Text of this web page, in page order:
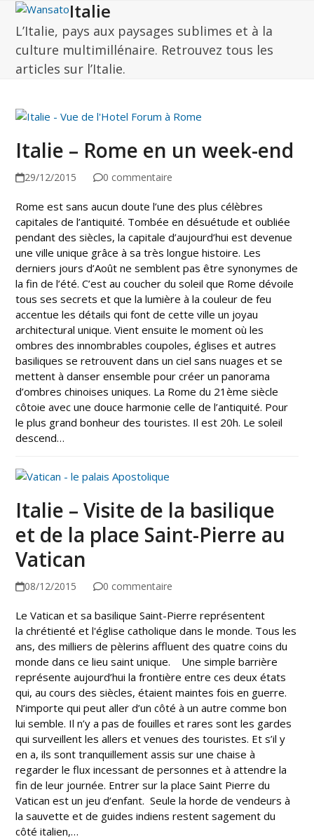
Skip
content
Open
mobile
menu
Close
mobile
menu
Italie
L’Italie, pays aux paysages sublimes et à la
culture multimillénaire. Retrouvez tous les
articles sur l’Italie.
Italie – Rome en un week-end
29/12/2015 0 commentaire
Rome est sans aucun doute l’une des plus célèbres
capitales de l’antiquité. Tombée en désuétude et oubliée
pendant des siècles, la capitale d’aujourd’hui est devenue
une ville unique grâce à sa très longue histoire. Les
derniers jours d’Août ne semblent pas être synonymes de
la fin de l’été. C’est au coucher du soleil que Rome dévoile
tous ses secrets et que la lumière à la couleur de feu
accentue les détails qui font de cette ville un joyau
architectural unique. Vient ensuite le moment où les
ombres des innombrables coupoles, églises et autres
basiliques se retrouvent dans un ciel sans nuages et se
mettent à danser ensemble pour créer un panorama
d’ombres chinoises uniques. La Rome du 21ème siècle
côtoie avec une douce harmonie celle de l’antiquité. Pour
le plus grand bonheur des touristes. Il est 20h. Le soleil
descend…
Italie – Visite de la basilique
et de la place Saint-Pierre au
Vatican
08/12/2015 0 commentaire
Le Vatican et sa basilique Saint-Pierre représentent
la chrétienté et l'église catholique dans le monde. Tous les
ans, des milliers de pèlerins affluent des quatre coins du
monde dans ce lieu saint unique. Une simple barrière
représente aujourd’hui la frontière entre ces deux états
qui, au cours des siècles, étaient maintes fois en guerre.
N’importe qui peut aller d’un côté à un autre comme bon
lui semble. Il n’y a pas de fouilles et rares sont les gardes
qui surveillent les allers et venues des touristes. Et s’il y
en a, ils sont tranquillement assis sur une chaise à
regarder le flux incessant de personnes et à attendre la
fin de leur journée. Entrer sur la place Saint Pierre du
Vatican est un jeu d’enfant. Seule la horde de vendeurs à
la sauvette et de guides indiens restent sagement du
côté italien,…